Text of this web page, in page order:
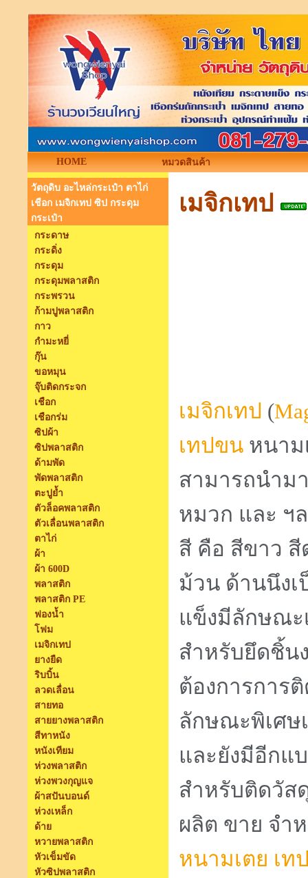
HOME หมวดสินค้า
วัตถุดิบ อะไหล่กระเป๋า ตาไก่
เชือก เมจิกเทป ซิป กระดุม
กระเป๋า
กระดาษ
กระดิ่ง
กระดุม
กระดุมพลาสติก
กระพรวน
ก้ามปูพลาสติก
กาว
กำมะหยี่
กุ๊น
ขอหมุน
จุ๊บติดกระจก
เชือก
เชือกร่ม
ซิปผ้า
ซิปพลาสติก
ด้ามพัด
พัดพลาสติก
ตะปูย้ำ
ตัวล็อคพลาสติก
ตัวเลื่อนพลาสติก
ตาไก่
ผ้า
ผ้า 600D
พลาสติก
พลาสติก PE
ฟองน้ำ
โฟม
เมจิกเทป
ยางยืด
ริบบิ้น
ลวดเลื่อน
สายทอ
สายยางพลาสติก
สีทาหนัง
หนังเทียม
ห่วงพลาสติก
ห่วงพวงกุญแจ
ผ้าสปันบอนด์
ห่วงเหล็ก
ด้าย
หวายพลาสติก
หัวเข็มขัด
หัวซิปพลาสติก
เมจิกเทป
เมจิกเทป (
เทปขน หนาม
สามารถนำม
หมวก และ ฯ
สี คือ สีขาว
ม้วน ด้านนึง
แข็งมีลักษณะ
สำหรับยึดชิ้น
ต้องการการ
ลักษณะพิเศษ
และยังมีอีกแ
สำหรับติดวัส
ผลิต ขาย จำ
หนามเตย เท